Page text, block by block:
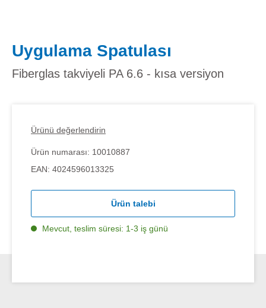
Uygulama Spatulası
Fiberglas takviyeli PA 6.6 - kısa versiyon
Ürünü değerlendirin
Ürün numarası: 10010887
EAN: 4024596013325
Ürün talebi
Mevcut, teslim süresi: 1-3 iş günü